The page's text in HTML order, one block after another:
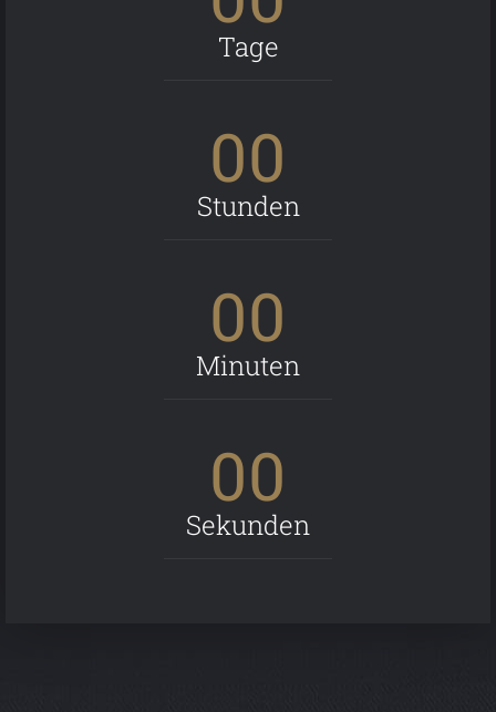
Tage
00
Stunden
00
Minuten
00
Sekunden